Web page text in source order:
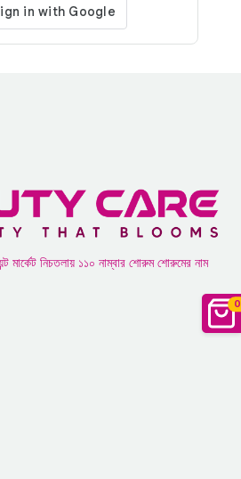
0
মার্কেট নিচতলায় ১১০ নাম্বার শোরুম শোরুমের নাম